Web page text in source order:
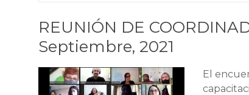
REUNIÓN DE
Septiembre, 2021
El